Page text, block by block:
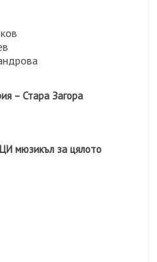
– Стара Загора
мюзикъл за цялото